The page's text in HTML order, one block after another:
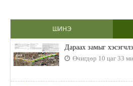
ШИНЭ
Дараах замыг
Өчигдөр 10 цаг 33